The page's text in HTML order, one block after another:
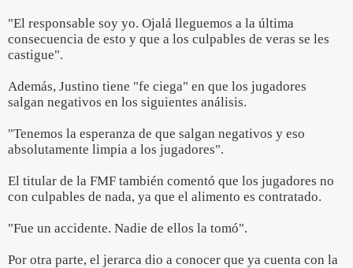
"El responsable soy yo. Ojalá lleguemos a la última
consecuencia de esto y que a los culpables de veras se les
castigue".
Además, Justino tiene "fe ciega" en que los jugadores
salgan negativos en los siguientes análisis.
"Tenemos la esperanza de que salgan negativos y eso
absolutamente limpia a los jugadores".
El titular de la FMF también comentó que los jugadores no
con culpables de nada, ya que el alimento es contratado.
"Fue un accidente. Nadie de ellos la tomó".
Por otra parte, el jerarca dio a conocer que ya cuenta con la